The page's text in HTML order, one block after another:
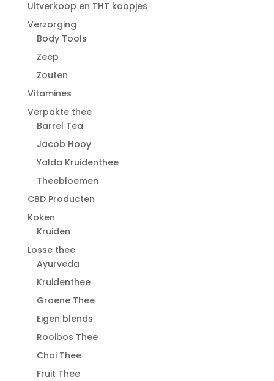
Uitverkoop en THT koopjes
Verzorging
Body Tools
Zeep
Zouten
Vitamines
Verpakte thee
Barrel Tea
Jacob Hooy
Yalda Kruidenthee
Theebloemen
CBD Producten
Koken
Kruiden
Losse thee
Ayurveda
Kruidenthee
Groene Thee
Eigen blends
Rooibos Thee
Chai Thee
Fruit Thee